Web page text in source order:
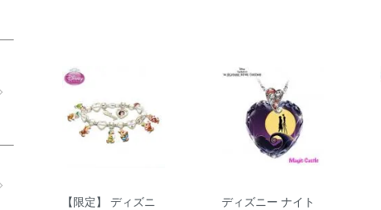
【限定】 ディズニ
ディズニー ナイト